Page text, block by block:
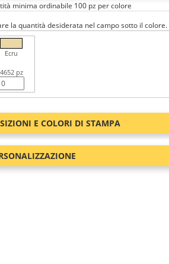
minima ordinabile 100 pz per colore
la quantità desiderata nel campo sotto il colore.
Ecru
4652 pz
E COLORI DI STAMPA